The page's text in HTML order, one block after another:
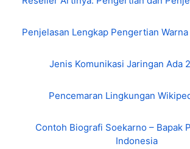
Penjelasan Lengkap Pengertian
Jenis Komunikasi Jaringan Ada
Pencemaran Lingkungan
Contoh Biografi Soekarno – Bapak
Indonesia